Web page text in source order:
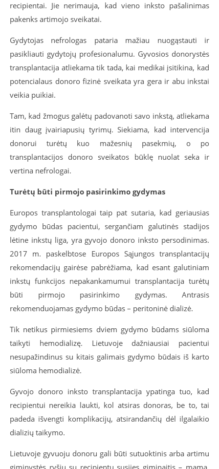
recipientai. Jie nerimauja, kad vieno inksto pašalinimas
pakenks artimojo sveikatai.
Gydytojas nefrologas pataria mažiau nuogąstauti ir
pasikliauti gydytojų profesionalumu. Gyvosios donorystės
transplantacija atliekama tik tada, kai medikai įsitikina, kad
potencialaus donoro fizinė sveikata yra gera ir abu inkstai
veikia puikiai.
Tam, kad žmogus galėtų padovanoti savo inkstą, atliekama
itin daug įvairiapusių tyrimų. Siekiama, kad intervencija
donorui turėtų kuo mažesnių pasekmių, o po
transplantacijos donoro sveikatos būklę nuolat seka ir
vertina nefrologai.
Turėtų būti pirmojo pasirinkimo gydymas
Europos transplantologai taip pat sutaria, kad geriausias
gydymo būdas pacientui, sergančiam galutinės stadijos
lėtine inkstų liga, yra gyvojo donoro inksto persodinimas.
2017 m. paskelbtose Europos Sąjungos transplantacijų
rekomendacijų gairėse pabrėžiama, kad esant galutiniam
inkstų funkcijos nepakankamumui transplantacija turėtų
būti pirmojo pasirinkimo gydymas. Antrasis
rekomenduojamas gydymo būdas – peritoninė dializė.
Tik netikus pirmiesiems dviem gydymo būdams siūloma
taikyti hemodializę. Lietuvoje dažniausiai pacientui
nesupažindinus su kitais galimais gydymo būdais iš karto
siūloma hemodializė.
Gyvojo donoro inksto transplantacija ypatinga tuo, kad
recipientui nereikia laukti, kol atsiras donoras, be to, tai
padeda išvengti komplikacijų, atsirandančių dėl ilgalaikio
dializių taikymo.
Lietuvoje gyvuoju donoru gali būti sutuoktinis arba artimu